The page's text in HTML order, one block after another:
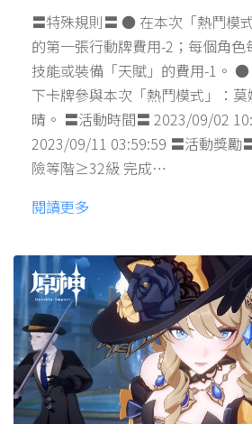
〓特殊規則〓 ● 在本次「熱鬥模
的第一張行動牌費用-2；每個角色
技能或裝備「天賦」的費用-1。
下卡牌參與本次「熱鬥模式」：
晴。 〓活動時間〓 2023/09/02
2023/09/11 03:59:59 〓活動獎勵
險等階≥32級 完成…
閱讀更多